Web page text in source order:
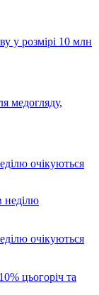
у розмірі 10 млн
медогляду,
очікуються
очікуються